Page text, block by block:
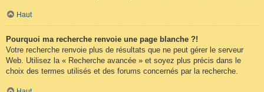
Haut
Pourquoi ma recherche renvoie une page blanche ?!
Votre recherche renvoie plus de résultats que ne peut gérer le serveur
Web. Utilisez la « Recherche avancée » et soyez plus précis dans le
choix des termes utilisés et des forums concernés par la recherche.